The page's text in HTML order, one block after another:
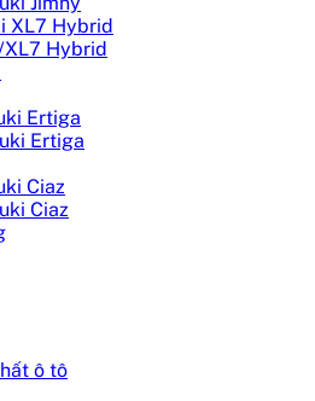
XL7 Hybrid
XL7 Hybrid
Ertiga
Ertiga
Ciaz
Ciaz
ô tô